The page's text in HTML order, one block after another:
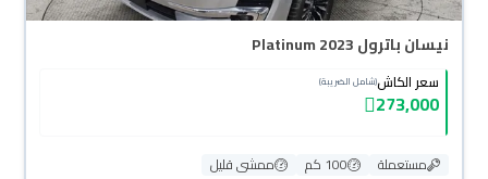
نيسان باترول Platinum 2023
سعر الكاش(شامل الضريبة)
273,000
مستعملة 100 كم
ممشى قليل